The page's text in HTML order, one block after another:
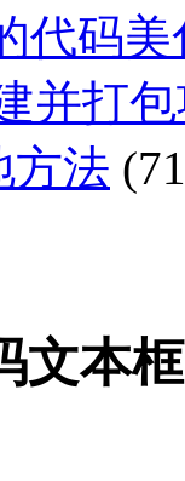
代码
并打
方法
文本框